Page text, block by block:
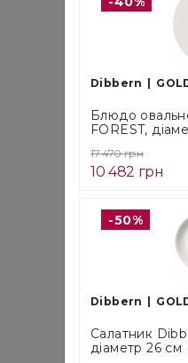
Dibbern
Блюдо
FOREST,
17 470 грн
10 482 грн
-50%
Dibbern
Салатник
діаметр 26